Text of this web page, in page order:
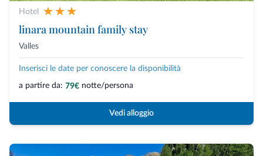
Hotel
linara mountain family stay
Valles
Inserisci le date per conoscere la disponibilità
a partire da: 79€ notte/persona
Vedi alloggio